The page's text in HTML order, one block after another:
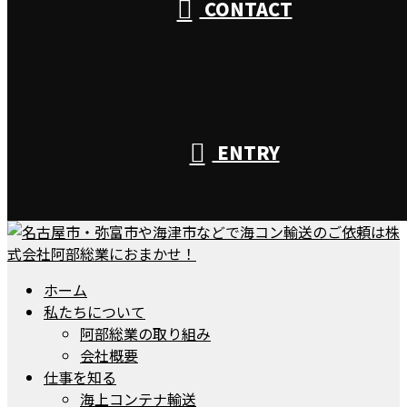
CONTACT
ENTRY
ホーム
私たちについて
阿部総業の取り組み
会社概要
仕事を知る
海上コンテナ輸送